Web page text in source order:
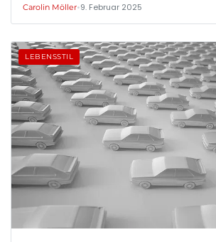
Carolin Möller•9. Februar 2025
LEBENSSTIL